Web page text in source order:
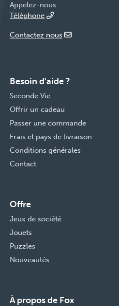
Appelez-nous
Téléphone
Contactez nous
Besoin d'aide ?
Seconde Vie
Offrir un cadeau
Passer une commande
Frais et pays de livraison
Conditions générales
Contact
Offre
Jeux de société
Jouets
Puzzles
Nouveautés
À propos de Fox